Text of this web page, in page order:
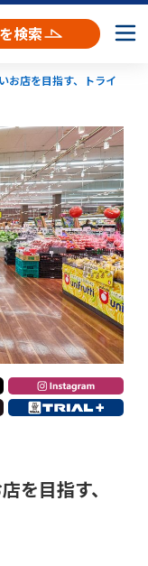
検索
お店を目指す、トライ
を目指す、